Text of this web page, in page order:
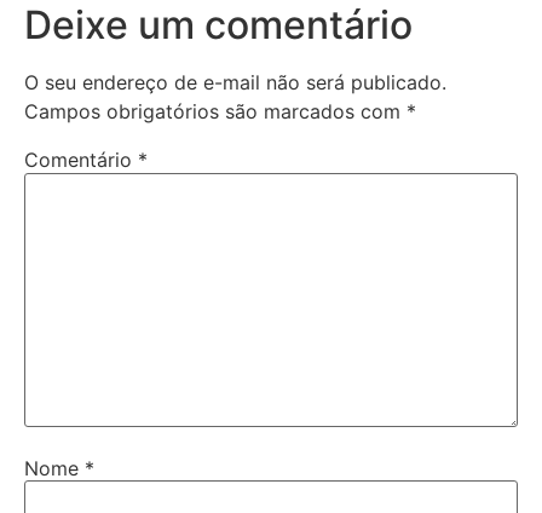
Deixe um comentário
O seu endereço de e-mail não será publicado.
Campos obrigatórios são marcados com *
Comentário *
Nome *